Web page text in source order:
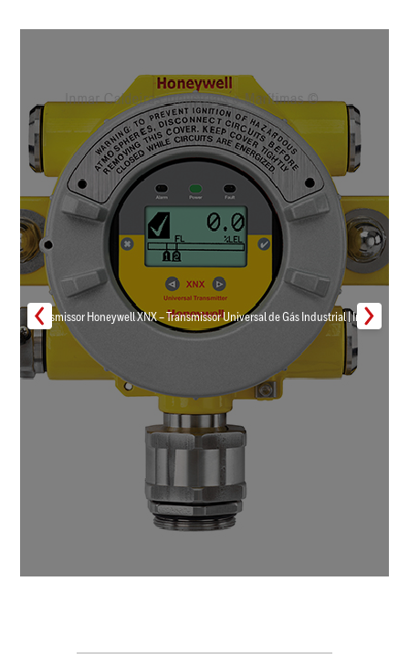
Transmissor Honeywell XNX – Transmissor Universal de Gás Industrial | Inmar